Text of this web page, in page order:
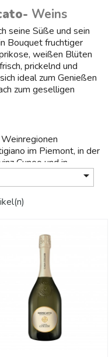
Weins
seine Süße und sein
Bouquet fruchtiger
weißen Blüten
prickelnd und
ideal zum Genießen
zum geselligen
im Piemont, in der
Cuneo und in
trägt zu seiner
Aromen und
mit
Moscato-Wein.
Cantina Michele
Weingüter, die
Wein auf
möchten, besuchen
Sie eine sorgfältige
